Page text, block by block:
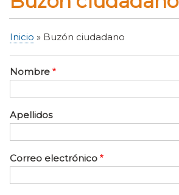
de
ayuda
a
la
navegación
Inicio Buzón ciudadano
Nombre
Apellidos
Correo electrónico